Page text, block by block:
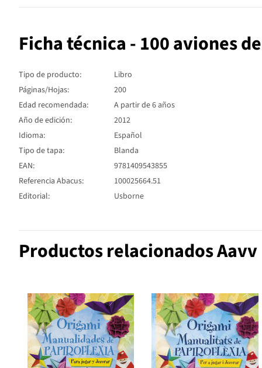
Ficha técnica - 100 aviones
Tipo de producto:
Libro
Páginas/Hojas:
200
Edad recomendada:
A partir de 6 años
Año de edición:
2012
Idioma:
Español
Tipo de tapa:
Blanda
EAN:
9781409543855
Referencia Abacus:
100025664.51
Editorial:
Usborne
Productos relacionados Aavv